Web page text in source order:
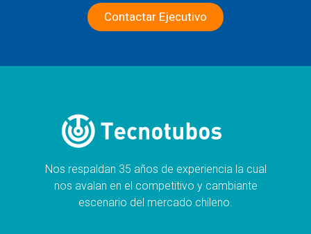
Contactar Ejecutivo
Nos respaldan 35 años de experiencia la cual
nos avalan en el competitivo y cambiante
escenario del mercado chileno.